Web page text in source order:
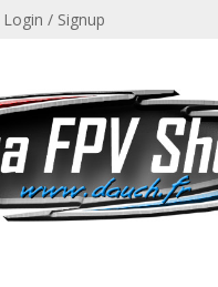
Login / Signup